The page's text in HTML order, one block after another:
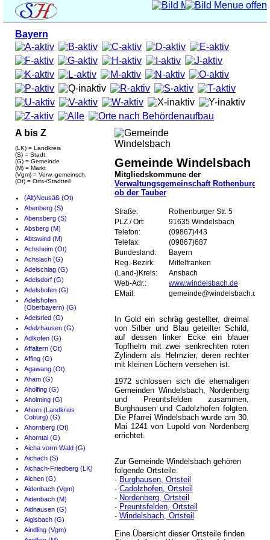
Bayern
A bis Z
(LK) = Landkreis
(S) = Stadt
(G) = Gemeinde
(M) = Markt
(Vgm) = Verw.-gemeinsch.
(Ot) = Orts-/Stadtteil
(Alt)Neusäß (Ot)
Abenberg (S)
Abensberg (S)
Absberg (M)
Abtswind (M)
Achsheim (Ot)
Achslach (G)
Adelschlag (G)
Adelsdorf (G)
Adelshofen (G)
Adelshofen
(Oberbayern) (G)
Adelsried (G)
Adelzhausen (G)
Adlkofen (G)
Affaltern (Ot)
Affing (G)
Agawang (Ot)
Aham (G)
Aholfing (G)
Aholming (G)
Ahorn (Landkreis
Coburg) (G)
Ahornberg (Ot)
Ahorntal (G)
Aicha vorm Wald (G)
Aichach (S)
Aichach-Friedberg (LK)
Aichen (G)
Aidenbach (Vgm)
Aidenbach (M)
Aidhausen (G)
Aiglsbach (G)
Aindling (Vgm)
Gemeinde Windelsbach
Mitgliedskommune der
Verwaltungsgemeinschaft Rothenburg
ob der Tauber
Straße:
Rothenburger Str. 5
PLZ / Ort:
91635 Windelsbach
Telefon:
(09867)443
Telefax:
(09867)687
Bundesland:
Bayern
Reg.-Bezirk:
Mittelfranken
(Land-)Kreis:
Ansbach
Web-Adr.:
www.windelsbach.de
EMail:
gemeinde@windelsbach.de
In Gold ein schräg gestellter, dreimal
von Silber und Blau geteilter Schild,
auf dessen linker Ecke ein blauer
Topfhelm mit zwei senkrechten roten
Zylindern als Helmzier, deren rechter
mit kleinen Löchern versehen ist.
1972 schlossen sich die ehemaligen
Gemeinden Windelsbach, Nordenberg
und Preuntsfelden zusammen,
Burghausen und Cadolzhofen folgten.
Die Pfarrei Windelsbach wurde am 30.
Mai 1241 von Lupold von Nordenberg
errichtet.
Zur Gemeinde Windelsbach gehören
folgende Ortsteile.
- Burghausen, Ortsteil
- Cadolzhofen, Ortsteil
- Nordenberg, Ortsteil
- Preuntsfelden, Ortsteil
- Windelsbach, Ortsteil
Eine Übersicht dieser Ortsteile finden